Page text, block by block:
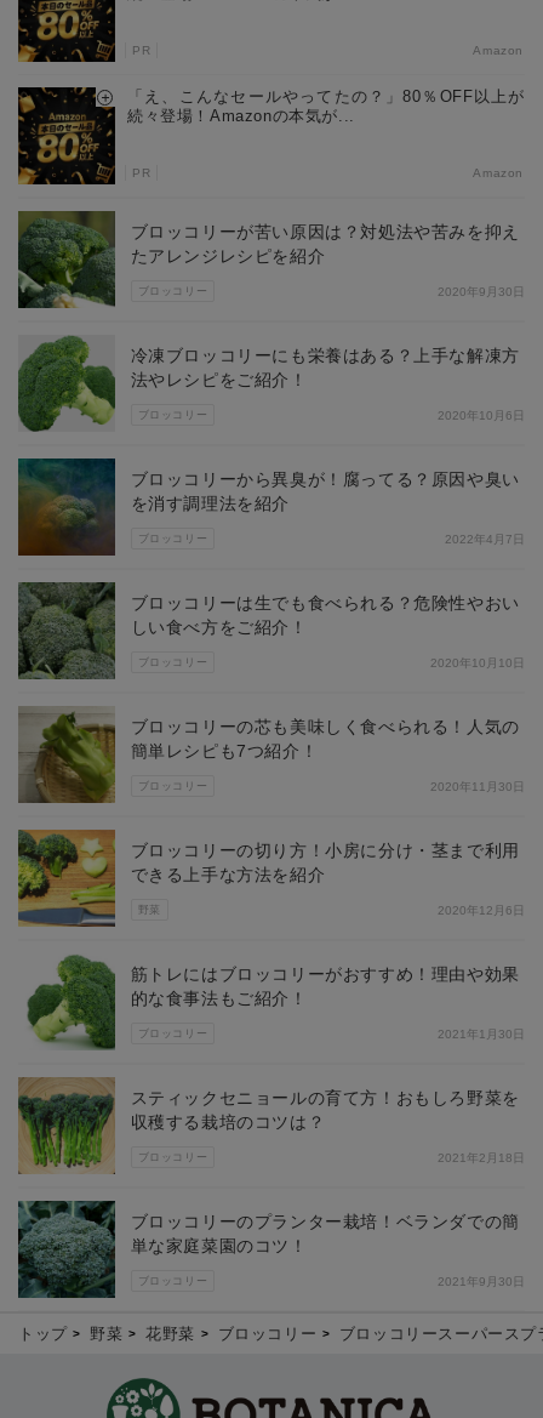
PR Amazon
「え、こんなセールやってたの？」80％OFF以上が
続々登場！Amazonの本気が...
PR Amazon
ブロッコリー
ブロッコリーが苦い原因は？対処法や苦みを抑え
たアレンジレシピを紹介
2020年9月30日
ブロッコリー
冷凍ブロッコリーにも栄養はある？上手な解凍方
法やレシピをご紹介！
2020年10月6日
ブロッコリー
ブロッコリーから異臭が！腐ってる？原因や臭い
を消す調理法を紹介
2022年4月7日
ブロッコリー
ブロッコリーは生でも食べられる？危険性やおい
しい食べ方をご紹介！
2020年10月10日
ブロッコリー
ブロッコリーの芯も美味しく食べられる！人気の
簡単レシピも7つ紹介！
2020年11月30日
野菜
ブロッコリーの切り方！小房に分け・茎まで利用
できる上手な方法を紹介
2020年12月6日
ブロッコリー
筋トレにはブロッコリーがおすすめ！理由や効果
的な食事法もご紹介！
2021年1月30日
ブロッコリー
スティックセニョールの育て方！おもしろ野菜を
収穫する栽培のコツは？
2021年2月18日
ブロッコリー
ブロッコリーのプランター栽培！ベランダでの簡
単な家庭菜園のコツ！
2021年9月30日
トップ 野菜 花野菜 ブロッコリー ブロッコリースーパース